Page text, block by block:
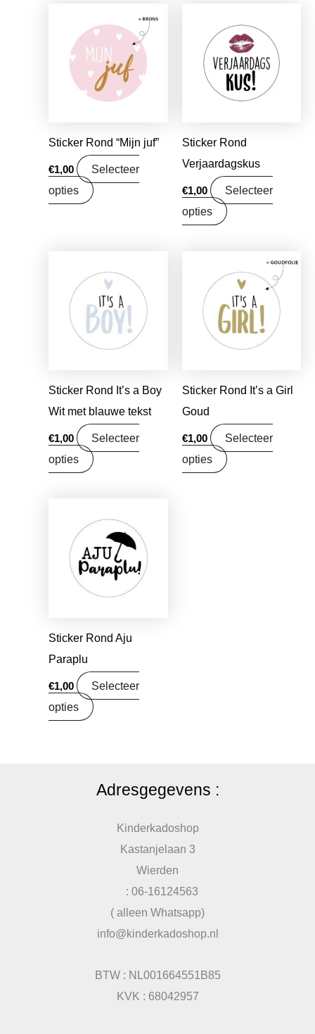
Sticker Rond “Mijn juf”
€1,00
Selecteer
opties
Sticker Rond
Verjaardagskus
€1,00
Selecteer
opties
Sticker Rond It’s a Boy
Wit met blauwe tekst
€1,00
Selecteer
opties
Sticker Rond It’s a Girl
Goud
€1,00
Selecteer
opties
Sticker Rond Aju
Paraplu
€1,00
Selecteer
opties
Adresgegevens :
Kinderkadoshop
Kastanjelaan 3
Wierden
: 06-16124563
( alleen Whatsapp)
info@kinderkadoshop.nl
BTW : NL001664551B85
KVK : 68042957